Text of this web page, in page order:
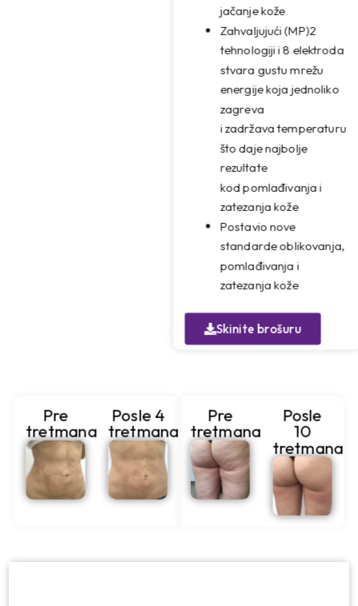
jačanje kože
Zahvaljujući (MP)2
tehnologiji i 8 elektroda
stvara gustu mrežu
energije koja jednoliko
zagreva
i zadržava temperaturu
što daje najbolje
rezultate
kod pomlađivanja i
zatezanja kože
Postavio nove
standarde oblikovanja,
pomlađivanja i
zatezanja kože
Skinite brošuru
Pre
tretmana
Posle 4
tretmana
Pre
tretmana
Posle
10
tretmana